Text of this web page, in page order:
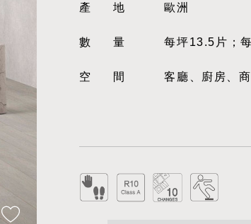
產地 歐洲
數量 每坪13.5片；
空間 客廳、廚房、